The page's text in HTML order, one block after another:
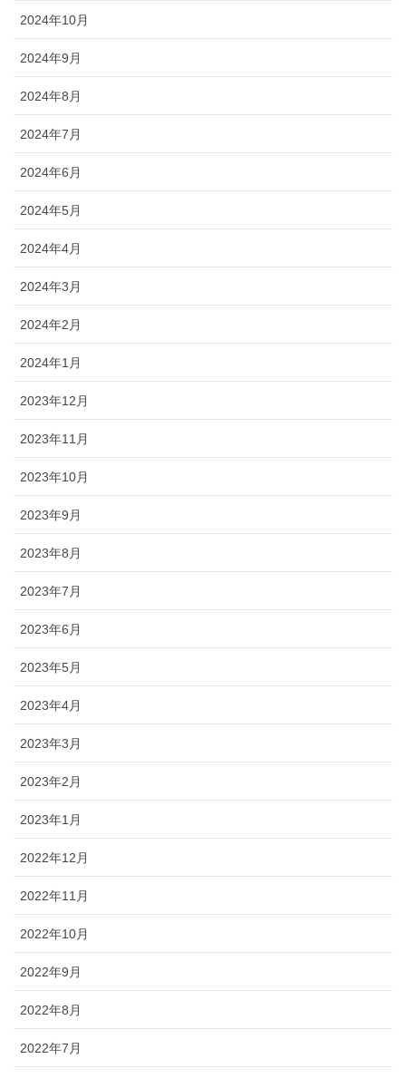
2024年10月
2024年9月
2024年8月
2024年7月
2024年6月
2024年5月
2024年4月
2024年3月
2024年2月
2024年1月
2023年12月
2023年11月
2023年10月
2023年9月
2023年8月
2023年7月
2023年6月
2023年5月
2023年4月
2023年3月
2023年2月
2023年1月
2022年12月
2022年11月
2022年10月
2022年9月
2022年8月
2022年7月